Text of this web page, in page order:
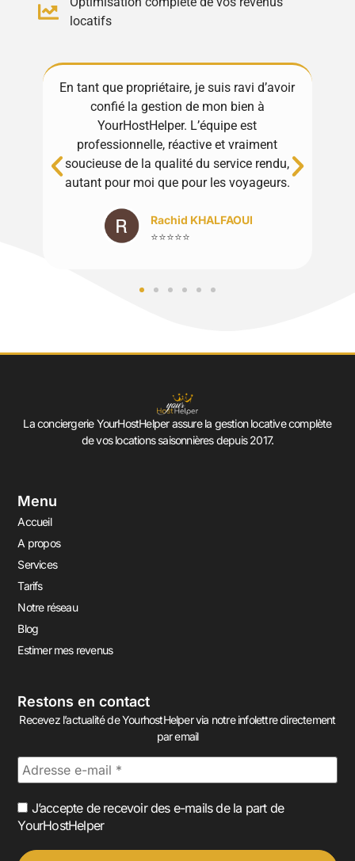
locatifs
En tant que propriétaire, je suis ravi d’avoir
confié la gestion de mon bien à
YourHostHelper. L’équipe est
professionnelle, réactive et vraiment
soucieuse de la qualité du service rendu,
autant pour moi que pour les voyageurs.
Rachid KHALFAOUI
⭐⭐⭐⭐⭐
La conciergerie YourHostHelper assure la gestion locative complète
de vos locations saisonnières depuis 2017.
Menu
Accueil
A propos
Services
Tarifs
Notre réseau
Blog
Estimer mes revenus
Restons en contact
Recevez l’actualité de YourhostHelper via notre infolettre directement
par email
J’accepte de recevoir des e-mails de la part de
YourHostHelper